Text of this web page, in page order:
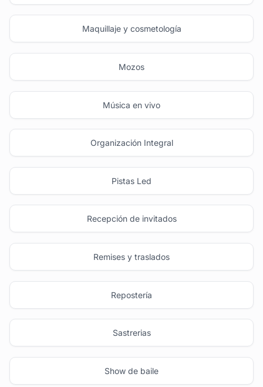
Maquillaje y cosmetología
Mozos
Música en vivo
Organización Integral
Pistas Led
Recepción de invitados
Remises y traslados
Repostería
Sastrerias
Show de baile